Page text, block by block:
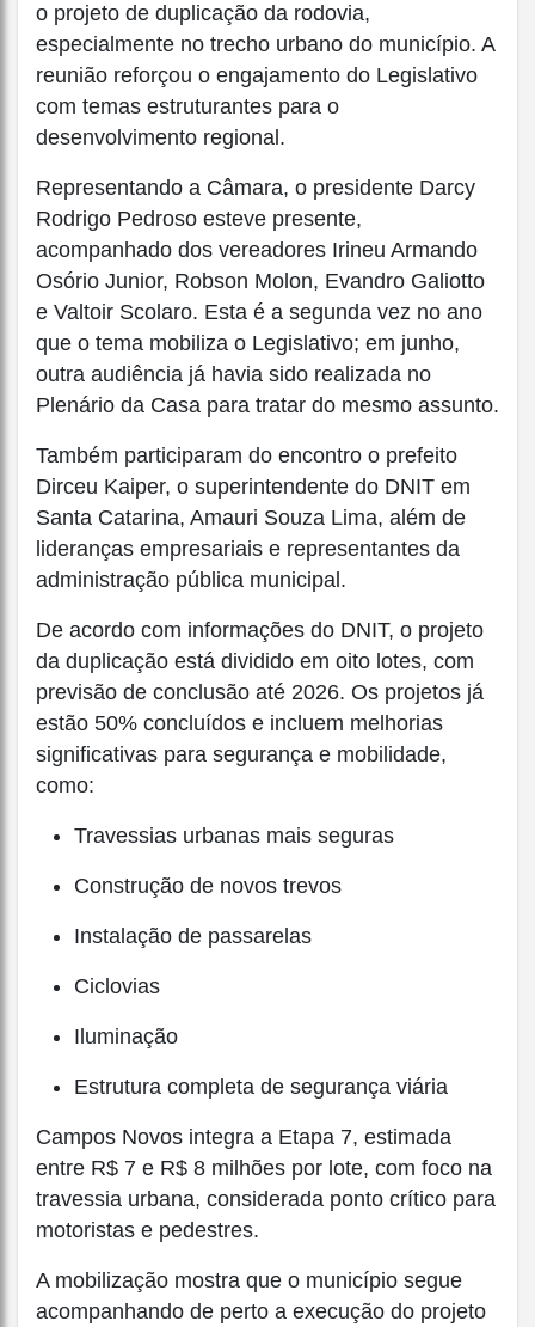
o projeto de duplicação da rodovia,
especialmente no trecho urbano do município. A
reunião reforçou o engajamento do Legislativo
com temas estruturantes para o
desenvolvimento regional.
Representando a Câmara, o presidente Darcy
Rodrigo Pedroso esteve presente,
acompanhado dos vereadores Irineu Armando
Osório Junior, Robson Molon, Evandro Galiotto
e Valtoir Scolaro. Esta é a segunda vez no ano
que o tema mobiliza o Legislativo; em junho,
outra audiência já havia sido realizada no
Plenário da Casa para tratar do mesmo assunto.
Também participaram do encontro o prefeito
Dirceu Kaiper, o superintendente do DNIT em
Santa Catarina, Amauri Souza Lima, além de
lideranças empresariais e representantes da
administração pública municipal.
De acordo com informações do DNIT, o projeto
da duplicação está dividido em oito lotes, com
previsão de conclusão até 2026. Os projetos já
estão 50% concluídos e incluem melhorias
significativas para segurança e mobilidade,
como:
Travessias urbanas mais seguras
Construção de novos trevos
Instalação de passarelas
Ciclovias
Iluminação
Estrutura completa de segurança viária
Campos Novos integra a Etapa 7, estimada
entre R$ 7 e R$ 8 milhões por lote, com foco na
travessia urbana, considerada ponto crítico para
motoristas e pedestres.
A mobilização mostra que o município segue
acompanhando de perto a execução do projeto